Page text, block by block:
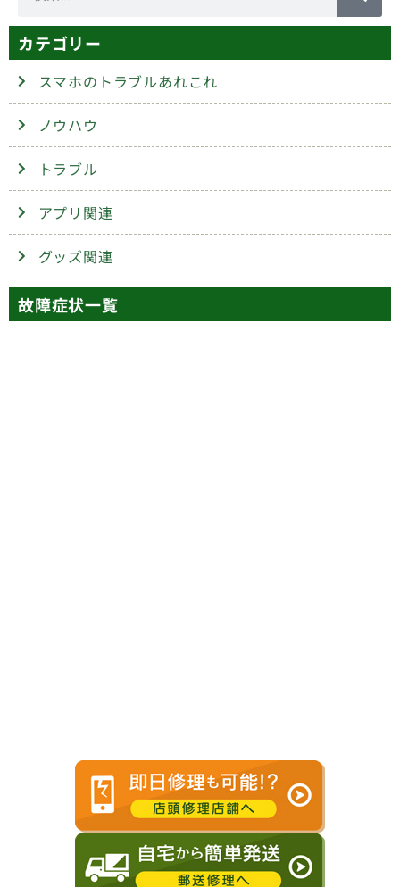
カテゴリー
スマホのトラブルあれこれ
ノウハウ
トラブル
アプリ関連
グッズ関連
故障症状一覧